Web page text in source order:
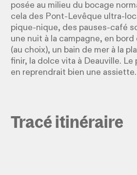
posée au milieu du bocage
cela des Pont-Levêque ultra-
pique-nique, des pauses-café
une nuit à la campagne, en
(au choix), un bain de mer à la
finir, la dolce vita à Deauville. Le
en reprendrait bien une assiette.
Tracé itinéraire